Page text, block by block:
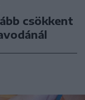
csökkent